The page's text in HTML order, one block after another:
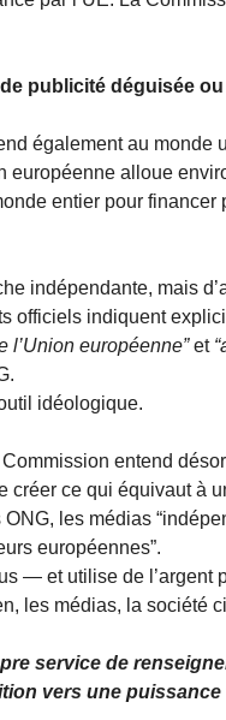
publicité déguisée
également au monde
européenne alloue
entier pour
indépendante, mais
officiels indiquent
l’Union européenne”et
idéologique.
entend
ce qui équivaut à
les médias
européennes”.
— et utilise de
les médias, la société
service de
vers une